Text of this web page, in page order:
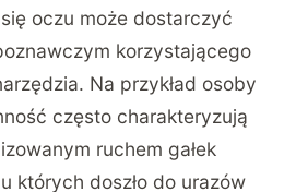
oczu może dostarczyć
korzystającego
Na przykład osoby
często charakteryzują
ruchem gałek
których doszło do urazów